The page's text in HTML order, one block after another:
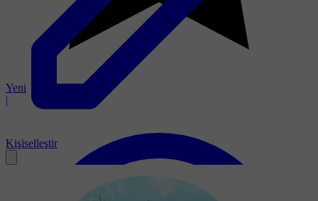
Yeni
|
Kişiselleştir